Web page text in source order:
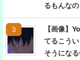
るもんなの
【画像】
てるこう
そうにな